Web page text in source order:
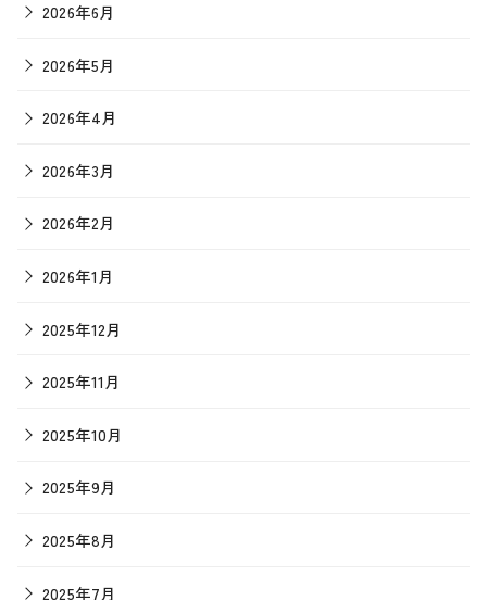
2026年6月
2026年5月
2026年4月
2026年3月
2026年2月
2026年1月
2025年12月
2025年11月
2025年10月
2025年9月
2025年8月
2025年7月